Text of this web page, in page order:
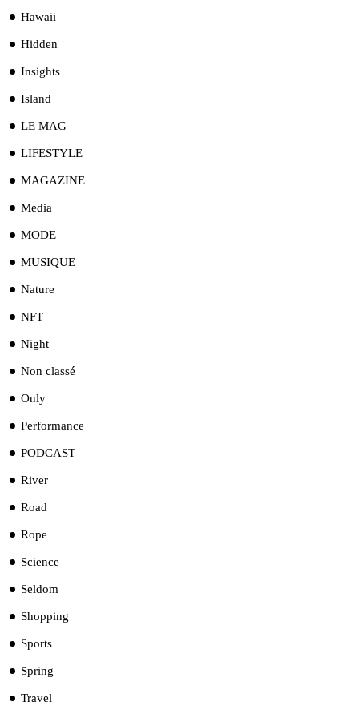
Hawaii
Hidden
Insights
Island
LE MAG
LIFESTYLE
MAGAZINE
Media
MODE
MUSIQUE
Nature
NFT
Night
Non classé
Only
Performance
PODCAST
River
Road
Rope
Science
Seldom
Shopping
Sports
Spring
Travel